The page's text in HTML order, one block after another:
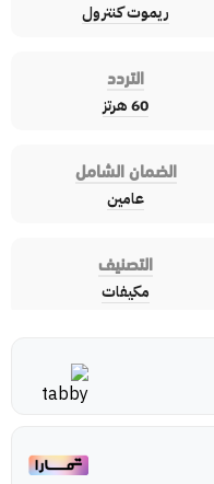
ريموت كنترول
التردد
60 هرتز
الضمان الشامل
عامين
التصنيف
مكيفات